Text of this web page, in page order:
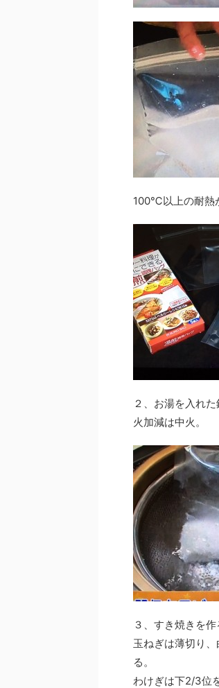
100℃以上の耐熱
２、お湯を入れ
火加減は中火。
３、すき焼きを作
玉ねぎは薄切り
る。
わけぎは下2/3位